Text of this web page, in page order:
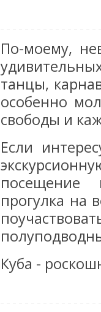
По-моему,
танцы,
особенно
свободы и
Если
посещение
прогулка на
Куба -